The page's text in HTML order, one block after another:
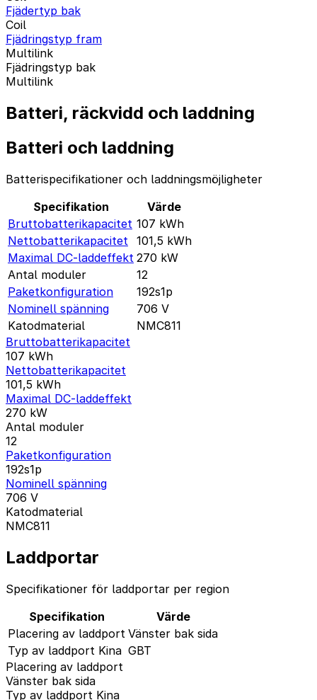
Fjädertyp bak
Coil
Fjädringstyp fram
Multilink
Fjädringstyp bak
Multilink
Batteri, räckvidd och laddning
Batteri och laddning
Batterispecifikationer och laddningsmöjligheter
Specifikation
Värde
Bruttobatterikapacitet 107 kWh
Nettobatterikapacitet
101,5 kWh
Maximal DC-laddeffekt 270 kW
Antal moduler
12
Paketkonfiguration
192s1p
Nominell spänning
706 V
Katodmaterial
NMC811
Bruttobatterikapacitet
107 kWh
Nettobatterikapacitet
101,5 kWh
Maximal DC-laddeffekt
270 kW
Antal moduler
12
Paketkonfiguration
192s1p
Nominell spänning
706 V
Katodmaterial
NMC811
Laddportar
Specifikationer för laddportar per region
Specifikation
Värde
Placering av laddport Vänster bak sida
Typ av laddport Kina GBT
Placering av laddport
Vänster bak sida
Typ av laddport Kina